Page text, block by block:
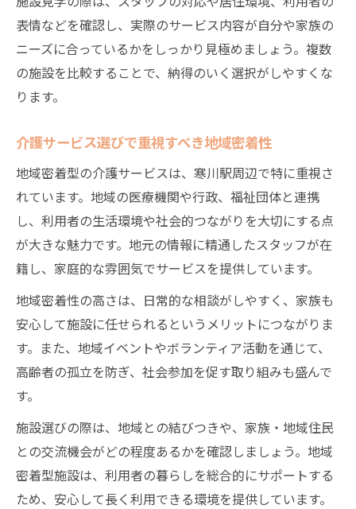
表情などを確認し、実際のサービス内容が自分や家族の
ニーズに合っているかをしっかり見極めましょう。複数
の施設を比較することで、納得のいく選択がしやすくな
ります。
介護サービス選びで重視すべき地域密着性
地域密着型の介護サービスは、寒川駅周辺で特に重視さ
れています。地域の医療機関や行政、福祉団体と連携
し、利用者の生活環境や社会的つながりを大切にする点
が大きな魅力です。地元の情報に精通したスタッフが在
籍し、家庭的な雰囲気でサービスを提供しています。
地域密着性の高さは、日常的な相談がしやすく、家族も
安心して施設に任せられるというメリットにつながりま
す。また、地域イベントやボランティア活動を通じて、
高齢者の孤立を防ぎ、社会参加を促す取り組みも盛んで
す。
施設選びの際は、地域との結びつきや、家族・地域住民
との交流機会がどの程度あるかを確認しましょう。地域
密着型施設は、利用者の暮らしを総合的にサポートする
ため、安心して長く利用できる環境を提供しています。